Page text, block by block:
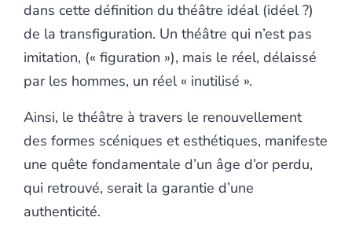
dans cette définition du théâtre idéal (idéel ?)
de la transfiguration. Un théâtre qui n’est pas
imitation, (« figuration »), mais le réel, délaissé
par les hommes, un réel « inutilisé ».
Ainsi, le théâtre à travers le renouvellement
des formes scéniques et esthétiques, manifeste
une quête fondamentale d’un âge d’or perdu,
qui retrouvé, serait la garantie d’une
authenticité.